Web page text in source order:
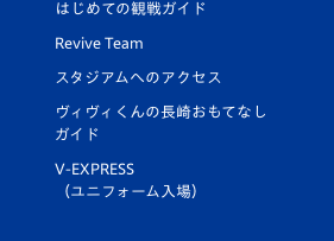
はじめての観戦ガイド
Revive Team
スタジアムへのアクセス
ヴィヴィくんの長崎おもてなし
ガイド
V-EXPRESS
（ユニフォーム入場）